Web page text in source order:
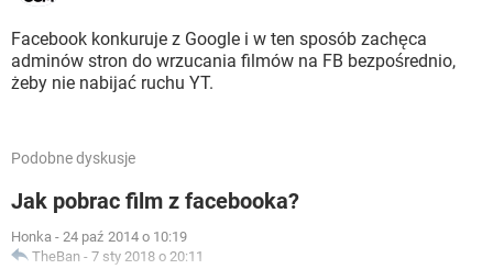
Facebook konkuruje z Google i w ten sposób zachęca
adminów stron do wrzucania filmów na FB bezpośrednio,
żeby nie nabijać ruchu YT.
Podobne dyskusje
Jak pobrac film z facebooka?
Honka - 24 paź 2014 o 10:19
TheBan - 7 sty 2018 o 20:11